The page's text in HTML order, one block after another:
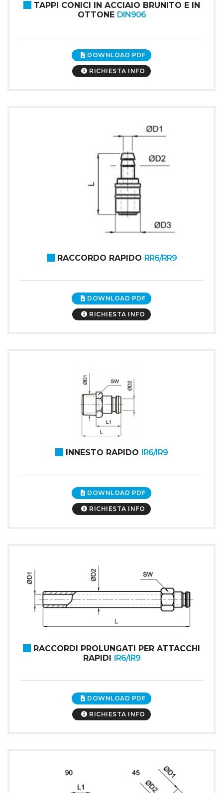
TAPPI CONICI IN ACCIAIO BRUNITO E IN
OTTONE DIN906
DOWNLOAD PDF
RICHIESTA INFO
RACCORDO RAPIDO RR6/RR9
DOWNLOAD PDF
RICHIESTA INFO
INNESTO RAPIDO IR6/IR9
DOWNLOAD PDF
RICHIESTA INFO
RACCORDI PROLUNGATI PER ATTACCHI
RAPIDI
IR6/IR9
DOWNLOAD PDF
RICHIESTA INFO